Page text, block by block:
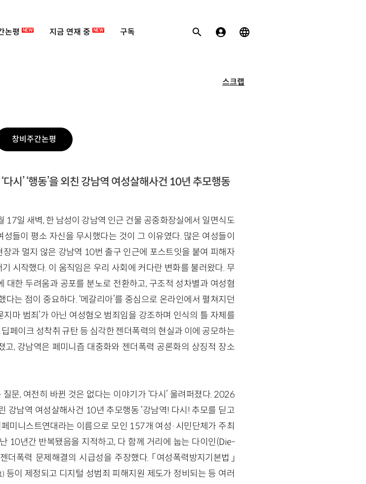
논평 NEW 지금 연재 중 NEW 구독
스크랩
창비주간논평
시’ ‘행동’을 외친 강남역 여성살해사건 10년 추모행동
17일 새벽, 한 남성이 강남역 인근 건물 공중화장실에서 일면식도
성들이 평소 자신을 무시했다는 것이 그 이유였다. 많은 여성들이
장과 멀지 않은 강남역 10번 출구 인근에 포스트잇을 붙여 피해자
시작했다. 이 움직임은 우리 사회에 커다란 변화를 불러왔다. 무
대한 두려움과 공포를 분노로 전환하고, 구조적 성차별과 여성혐
는 점이 중요하다. ‘메갈리아’를 중심으로 온라인에서 펼쳐지던
지마 범죄 ’가 아닌 여성혐오 범죄임을 강조하며 인식의 틀 자체를
페이크 성착취 규탄 등 심각한 젠더폭력의 현실과 이에 공모하는
, 강남역은 페미니즘 대중화와 젠더폭력 공론화의 상징적 장소
문, 여전히 바뀐 것은 없다는 이야기가 ‘다시’ 울려퍼졌다. 2026
강남역 여성살해사건 10년 추모행동 ‘강남역! 다시! 추모를 딛고
미니스트연대라는 이름으로 모인 157개 여성·시민단체가 주최
10년간 반복됐음을 지적하고, 다 함께 거리에 눕는 다이인(Die-
폭력 문제해결의 시급성을 주장했다. 「여성폭력방지기본법」
등이 제정되고 디지털 성범죄 피해지원 제도가 정비되는 등 여러